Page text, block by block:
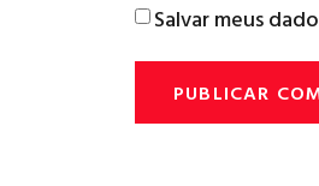
Salvar meus